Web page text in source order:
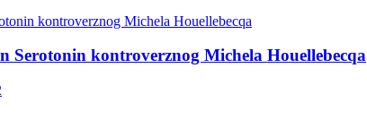
Serotonin kontroverznog Michela Houellebecqa